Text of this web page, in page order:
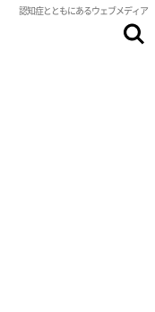
認知症とともにあるウェブメディア